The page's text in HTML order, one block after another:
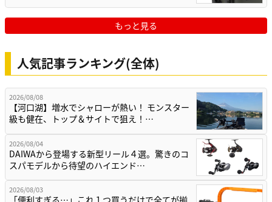
もっと見る
人気記事ランキング(全体)
2026/08/08
【河口湖】増水でシャローが熱い！ モンスター
級も健在、トップ＆サイトで狙え！…
2026/08/04
DAIWAから登場する新型リール４選。驚きのコ
スパモデルから待望のハイエンド…
2026/08/03
「便利すぎる…」これ１つ買うだけで全てが揃